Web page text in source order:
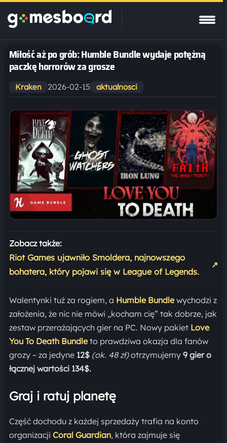
Miłość aż po grób: Humble Bundle wydaje potężną
paczkę horrorów za grosze
Kraken 2026-02-15 aktualnosci
Zobacz także:
Riot Games ujawniło Smoldera, najnowszego
bohatera, który pojawi się w League of Legends.
↗
Walentynki tuż za rogiem, a Humble Bundlewychodzi z
założenia, że nic nie mówi „kocham cię” tak dobrze, jak
zestaw przerażających gier na PC. Nowy pakiet Love
You To Death Bundleto prawdziwa okazja dla fanów
grozy – za jedyne 12$ (ok. 48 zł)otrzymujemy 9 gier o
łącznej wartości 134$.
Graj i ratuj planetę
Część dochodu z każdej sprzedaży trafia na konto
organizacji Coral Guardian, która zajmuje się